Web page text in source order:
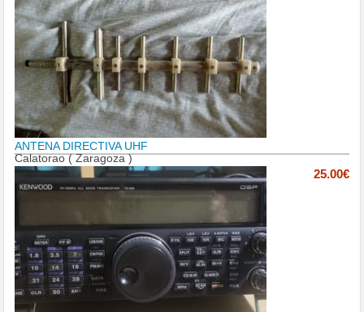
ANTENA DIRECTIVA UHF
Calatorao ( Zaragoza )
25.00€